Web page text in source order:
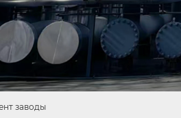
заводы